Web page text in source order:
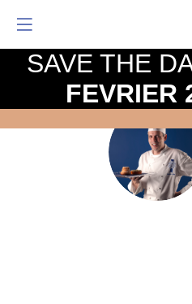
FH
SAVE THE
FEVRIER